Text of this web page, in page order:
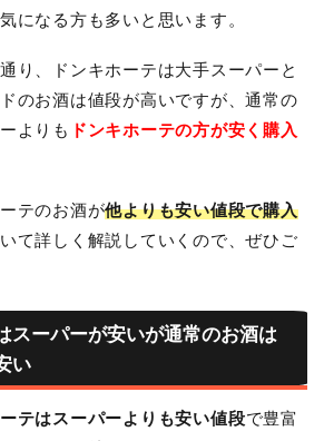
気になる方も多いと思います。
り、ドンキホーテは大手スーパーと
のお酒は値段が高いですが、通常の
よりも ドンキホーテの方が安く購入
テのお酒が他よりも安い値段で購入
て詳しく解説していくので、ぜひご
スーパーが安いが通常のお酒は
い
テはスーパーよりも安い値段で豊富